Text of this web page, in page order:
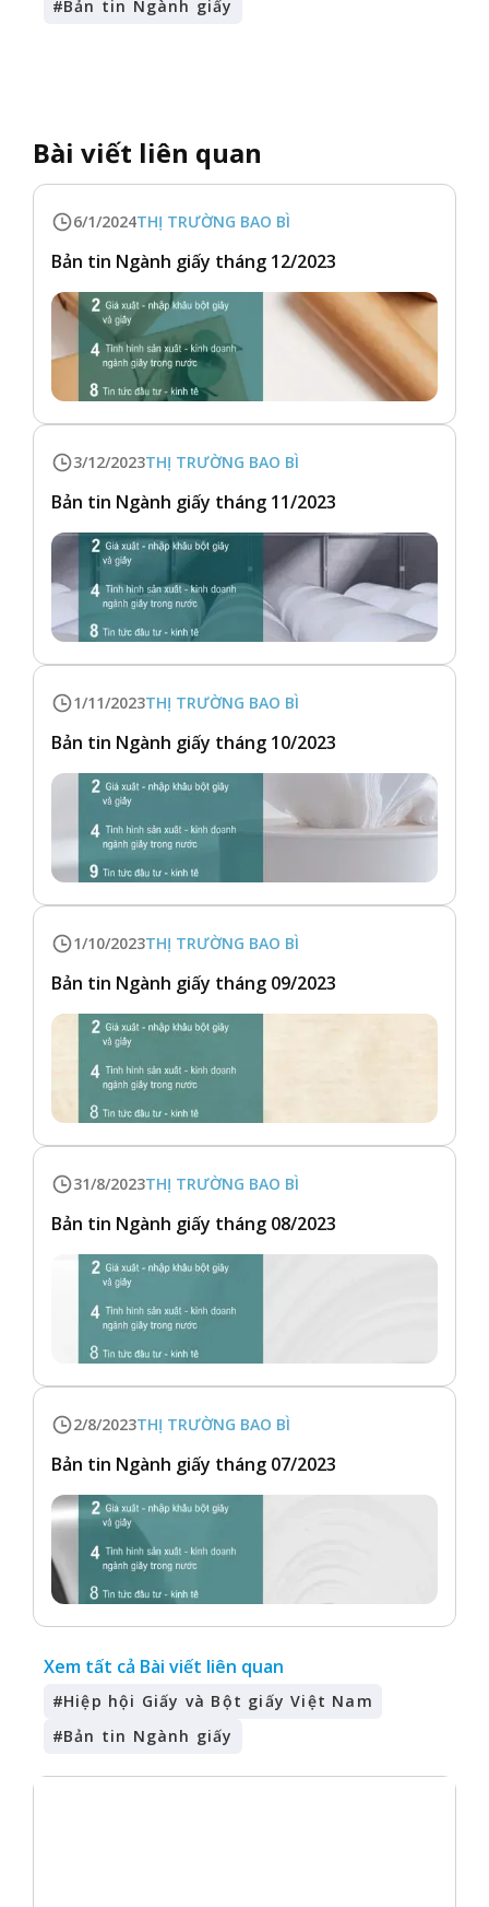
#Bản tin Ngành giấy
Bài viết liên quan
6/1/2024THỊ TRƯỜNG BAO BÌ
Bản tin Ngành giấy tháng 12/2023
3/12/2023THỊ TRƯỜNG BAO BÌ
Bản tin Ngành giấy tháng 11/2023
1/11/2023THỊ TRƯỜNG BAO BÌ
Bản tin Ngành giấy tháng 10/2023
1/10/2023THỊ TRƯỜNG BAO BÌ
Bản tin Ngành giấy tháng 09/2023
31/8/2023THỊ TRƯỜNG BAO BÌ
Bản tin Ngành giấy tháng 08/2023
2/8/2023THỊ TRƯỜNG BAO BÌ
Bản tin Ngành giấy tháng 07/2023
Xem tất cả Bài viết liên quan
#Hiệp hội Giấy và Bột giấy Việt Nam
#Bản tin Ngành giấy